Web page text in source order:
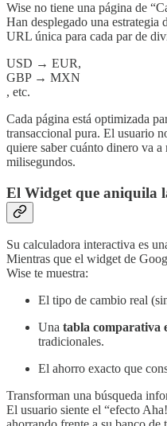
Wise no tiene una página de
Han desplegado una estrategia
URL única para cada par de
USD → EUR,
GBP → MXN
, etc.
Cada página está optimizada
transaccional pura. El usuario
quiere saber cuánto dinero va a
milisegundos.
El Widget que aniquila
Su calculadora interactiva es
Mientras que el widget de
Wise te muestra:
El tipo de cambio real
Una tabla comparativa
tradicionales.
El ahorro exacto que
Transforman una búsqueda
El usuario siente el “efecto